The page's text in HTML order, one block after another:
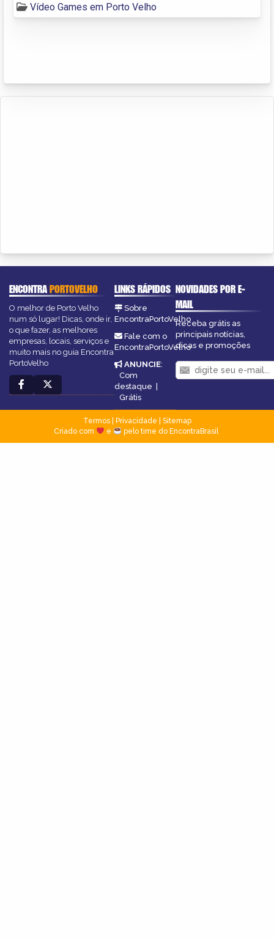
Vídeo Games em Porto Velho
ENCONTRAPORTOVELHO
O melhor de Porto Velho
num só lugar! Dicas, onde ir,
o que fazer, as melhores
empresas, locais, serviços e
muito mais no guia Encontra
PortoVelho
LINKS RÁPIDOS
Sobre
EncontraPortoVelho
Fale com o
EncontraPortoVelho
ANUNCIE:
Com
destaque |
Grátis
NOVIDADES POR E-
MAIL
Receba grátis as
principais notícias,
dicas e promoções
Termos| Privacidade
Sitemap
Criado com
e pelo time do EncontraBrasil